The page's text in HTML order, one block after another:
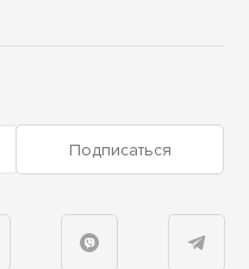
Подписаться